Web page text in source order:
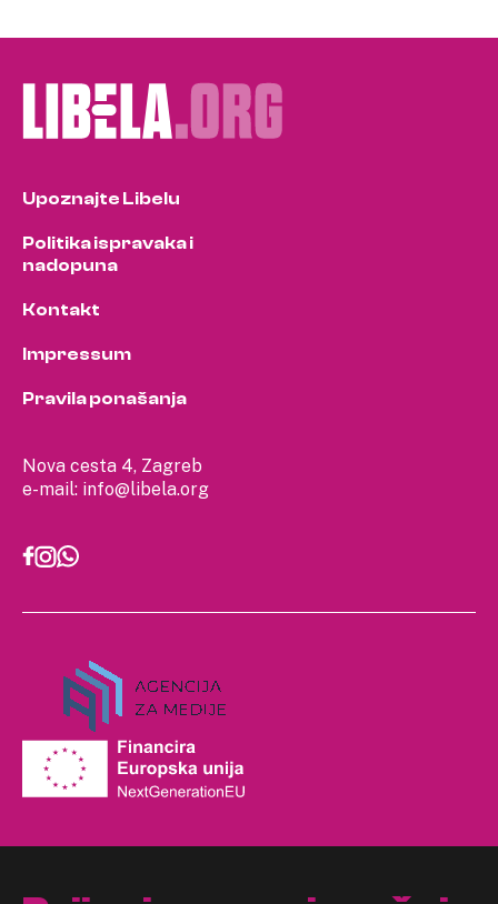
Nova cesta 4, Zagreb
e-mail: info@libela.org
Upoznajte Libelu
Politika ispravaka i
nadopuna
Kontakt
Impressum
Pravila ponašanja